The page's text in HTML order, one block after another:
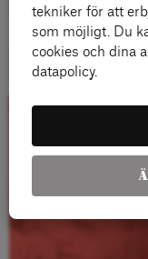
Läs mer
tekniker för att
som möjligt. Du
cookies och dina
datapolicy.